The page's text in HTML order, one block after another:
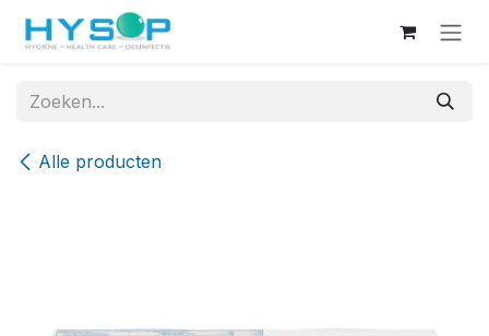
Overslaan naar inhoud
Alle producten